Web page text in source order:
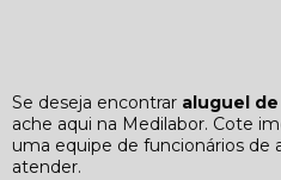
Se deseja encontrar aluguel
ache aqui na Medilabor. Cote
uma equipe de funcionários de
atender.